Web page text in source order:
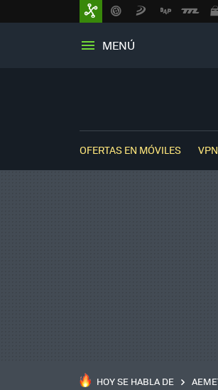
MENÚ
OFERTAS EN MÓVILES
HOY SE HABLA DE